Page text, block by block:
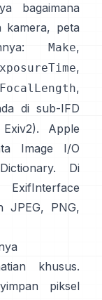
bagaimana
kamera, peta
Make,
,
FocalLength,
di sub-IFD
). Apple
Image I/O
. Di
JPEG, PNG,
khusus.
piksel